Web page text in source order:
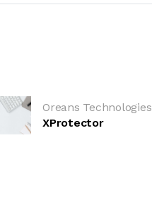
Oreans Technologies
XProtector